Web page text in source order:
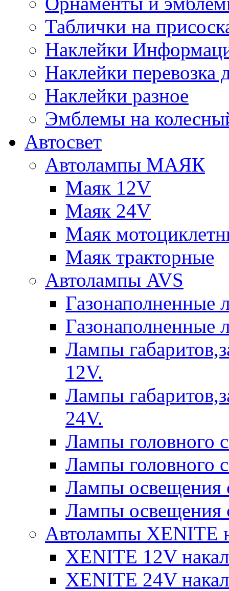
Таблички на
Наклейки
Наклейки перевозка
Наклейки разное
Эмблемы на
Автосвет
Автолампы МАЯК
Маяк 12V
Маяк 24V
Маяк
Маяк тракторные
Автолампы AVS
Газонаполненные
Газонаполненные
Лампы
12V.
Лампы
24V.
Лампы головного
Лампы головного
Лампы освещения
Лампы освещения
Автолампы XENITE
XENITE 12V
XENITE 24V